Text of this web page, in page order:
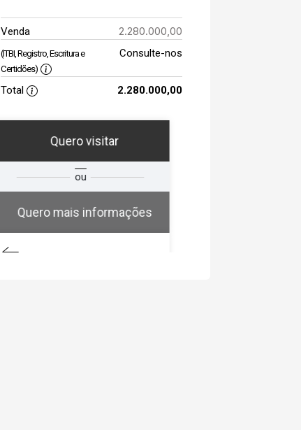
Venda 2.280.000,00
(ITBI, Registro, Escritura e
Certidões)
Consulte-nos
Total 2.280.000,00
Quero visitar
ou
Quero mais informações